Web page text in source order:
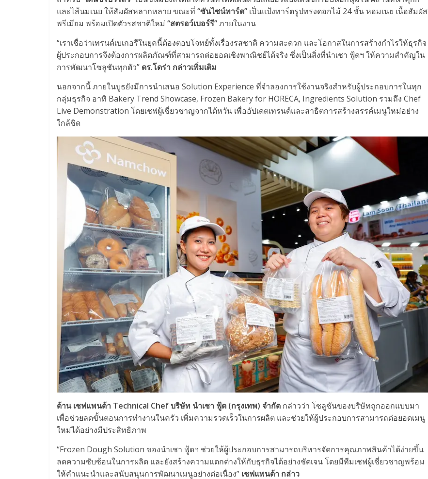
และไส้นมเนย ให้สัมผัสหลากหลาย ขณะที่ “ซันไซน์ทาร์ต” เป็นแป้งทาร์ตรูปทรงดอกไม้ 24 ชั้น หอมเนย เนื้อสัมผัส
พรีเมียม พร้อมเปิดตัวรสชาติใหม่ “สตรอว์เบอร์รี”ภายในงาน
“เราเชื่อว่าเทรนด์เบเกอรีในยุคนี้ต้องตอบโจทย์ทั้งเรื่องรสชาติ ความสะดวก และโอกาสในการสร้างกำไรให้ธุรกิจ
ผู้ประกอบการจึงต้องการผลิตภัณฑ์ที่สามารถต่อยอดเชิงพาณิชย์ได้จริง ซึ่งเป็นสิ่งที่นําเชา ฟู้ดฯ ให้ความสำคัญใน
การพัฒนาโซลูชันทุกตัว” ดร.โดร่า กล่าวเพิ่มเติม
นอกจากนี้ ภายในบูธยังมีการนำเสนอ Solution Experience ที่จำลองการใช้งานจริงสำหรับผู้ประกอบการในทุก
กลุ่มธุรกิจ อาทิ Bakery Trend Showcase, Frozen Bakery for HORECA, Ingredients Solution รวมถึง Chef
Live Demonstration โดยเชฟผู้เชี่ยวชาญจากไต้หวัน เพื่ออัปเดตเทรนด์และสาธิตการสร้างสรรค์เมนูใหม่อย่าง
ใกล้ชิด
ด้าน เชฟแพนด้า Technical Chef บริษัท นําเชา ฟู้ด (กรุงเทพ) จำกัด กล่าวว่า โซลูชันของบริษัทถูกออกแบบมา
เพื่อช่วยลดขั้นตอนการทำงานในครัว เพิ่มความรวดเร็วในการผลิต และช่วยให้ผู้ประกอบการสามารถต่อยอดเมนู
ใหม่ได้อย่างมีประสิทธิภาพ
“Frozen Dough Solution ของนําเชา ฟู้ดฯ ช่วยให้ผู้ประกอบการสามารถบริหารจัดการคุณภาพสินค้าได้ง่ายขึ้น
ลดความซับซ้อนในการผลิต และยังสร้างความแตกต่างให้กับธุรกิจได้อย่างชัดเจน โดยมีทีมเชฟผู้เชี่ยวชาญพร้อม
ให้คำแนะนำและสนับสนุนการพัฒนาเมนูอย่างต่อเนื่อง” เชฟแพนด้า กล่าว